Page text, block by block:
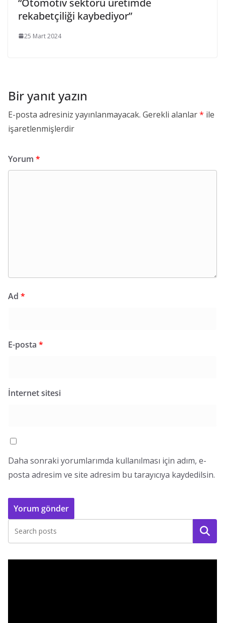
rekabetçiliği kaybediyor”
25 Mart 2024
Bir yanıt yazın
E-posta adresiniz yayınlanmayacak. Gerekli alanlar* ile
işaretlenmişlerdir
Yorum *
Ad *
E-posta *
İnternet sitesi
Daha sonraki yorumlarımda kullanılması için adım, e-
posta adresim ve site adresim bu tarayıcıya kaydedilsin.
Ara